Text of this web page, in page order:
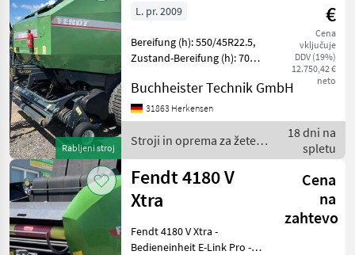
spravilo
Rabljeni stroj
€
Cena
vključuje
DDV (19%)
12.750,42 €
neto
L. pr. 2009
Bereifung (h): 550/45R22.5,
Zustand-Bereifung (h): 70
km/h, Ballenmaß (max.
Durchmesser / Höhe): 200
cm, Anzahl Messer: 14,
Ballenmaß (Br
Buchheister Technik GmbH
31863 Herkensen
Stroji in oprema za žetev
in spravilo / Fendt
18 dni na
spletu
Fendt 4180 V
Xtra
Cena
na
zahtevo
Fendt 4180 V Xtra -
Bedieneinheit E-Link Pro -